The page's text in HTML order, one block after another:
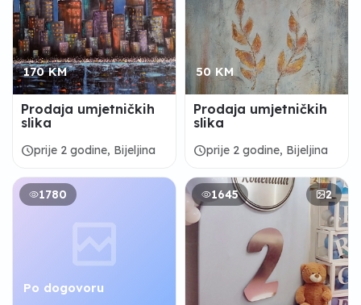
170 KM
Prodaja umjetničkih
slika
scheduleprije 2 godine, Bijeljina
50 KM
Prodaja umjetničkih
slika
scheduleprije 2 godine, Bijeljina
1780
Po dogovoru
1645 2